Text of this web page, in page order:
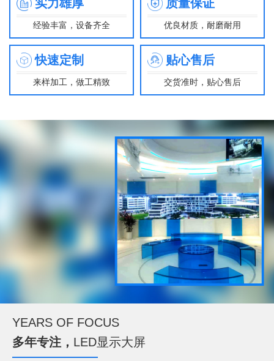
实力雄厚
经验丰富，设备齐全
质量保证
优良材质，耐磨耐用
快速定制
来样加工，做工精致
贴心售后
交货准时，贴心售后
YEARS OF FOCUS
多年专注， LED显示大屏